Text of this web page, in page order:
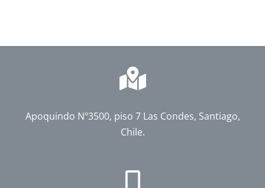
Apoquindo Nº3500, piso 7 Las Condes, Santiago,
Chile.